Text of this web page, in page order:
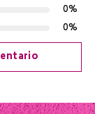
0%
0%